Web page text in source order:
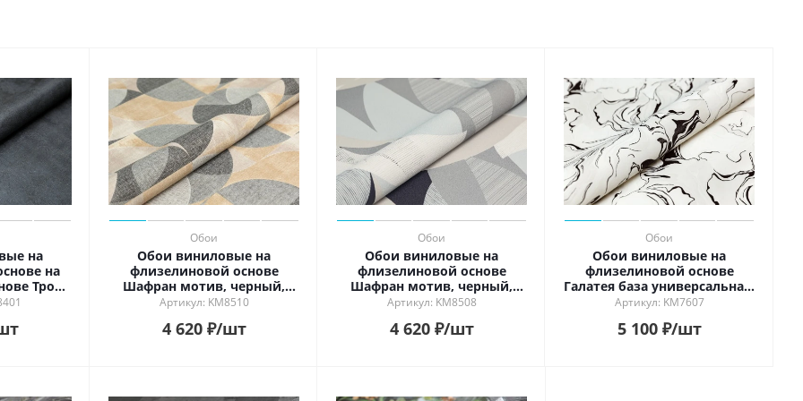
интерьере
на
на
Трофи
Обои
Обои виниловые на
флизелиновой основе
Шафран мотив, черный,
круги
Артикул: KM8510
4 620₽/шт
Обои
Обои виниловые на
флизелиновой основе
Шафран мотив, черный,
листья
Артикул: KM8508
4 620₽/шт
Обои
Обои виниловые на
флизелиновой основе
Галатея база универсальная,
белый чёрный
Артикул: KM7607
5 100₽/шт